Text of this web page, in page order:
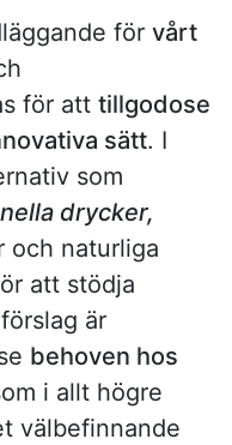
för vårt
för att tillgodose
sätt. I
som
drycker,
och naturliga
att stödja
är
behoven hos
i allt högre
välbefinnande